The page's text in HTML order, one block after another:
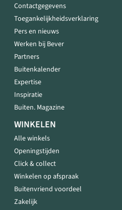
Contactgegevens
Toegankelijkheidsverklaring
Pers en nieuws
Werken bij Bever
Partners
Buitenkalender
Expertise
Inspiratie
Buiten. Magazine
WINKELEN
Alle winkels
Openingstijden
Click & collect
Winkelen op afspraak
Buitenvriend voordeel
Zakelijk